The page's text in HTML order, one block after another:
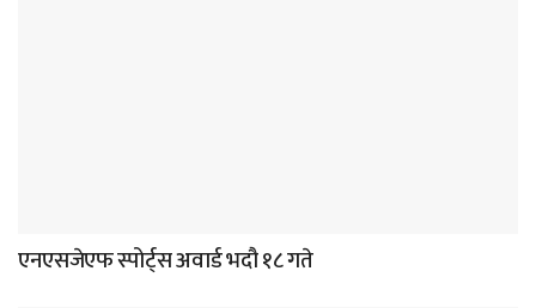
एनएसजेएफ स्पोर्ट्स अवार्ड भदौ १८ गते